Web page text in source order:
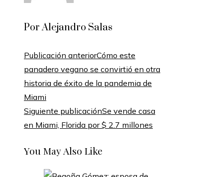
Por Alejandro Salas
Publicación anteriorCómo este
panadero vegano se convirtió en otra
historia de éxito de la pandemia de
Miami
Siguiente publicaciónSe vende casa
en Miami, Florida por $ 2.7 millones
You May Also Like